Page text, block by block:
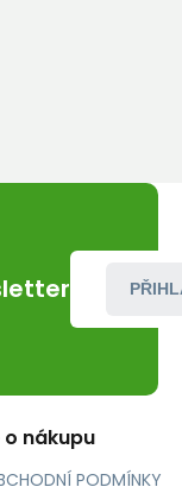
o nákupu
PODMÍNKY